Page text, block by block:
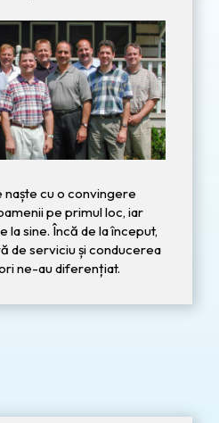
naște cu o convingere
pe primul loc, iar
la sine. Încă de la început,
de serviciu și conducerea
ne-au diferențiat.